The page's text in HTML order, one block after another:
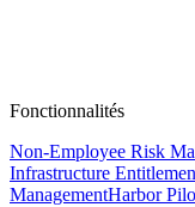
Fonctionnalités
Non-Employee Risk
Infrastructure
ManagementHarbor